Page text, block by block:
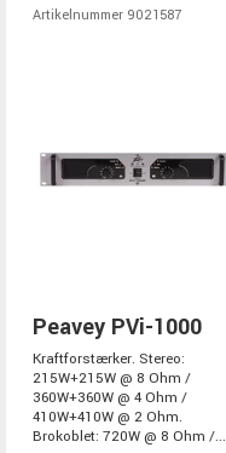
Artikelnummer 9021587
Peavey PVi-1000
Kraftforstærker. Stereo:
215W+215W @ 8 Ohm /
360W+360W @ 4 Ohm /
410W+410W @ 2 Ohm.
Brokoblet: 720W @ 8 Ohm /...